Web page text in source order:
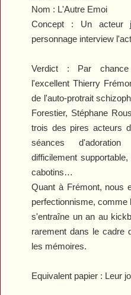
Nom : L'Autre Emoi
Concept : Un acteur
personnage interview
Verdict : Par
l'excellent Thierry
de l'auto-protrait
Forestier, Stéphane
trois des pires acteurs
séances
difficilement
cabotins…
Quant à Frémont, nous
perfectionnisme,
s'entraîne un an au
rarement dans le cadre
les mémoires.
Equivalent papier : Leur